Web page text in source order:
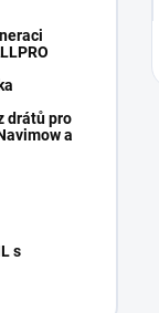
drátů pro
a
s